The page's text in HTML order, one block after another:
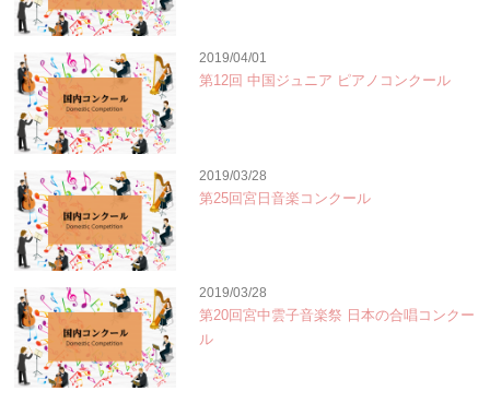
2019/04/01
第12回 中国ジュニア ピアノコンクール
2019/03/28
第25回宮日音楽コンクール
2019/03/28
第20回宮中雲子音楽祭 日本の合唱コンクー
ル